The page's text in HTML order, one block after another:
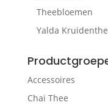
Theebloemen
Yalda
Accessoires
Chai Thee